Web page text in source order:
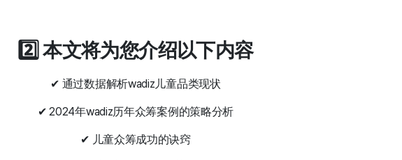
2️⃣ 本文将为您介绍以下内容
✔ 通过数据解析wadiz儿童品类现状
✔ 2024年wadiz历年众筹案例的策略分析
✔ 儿童众筹成功的诀窍